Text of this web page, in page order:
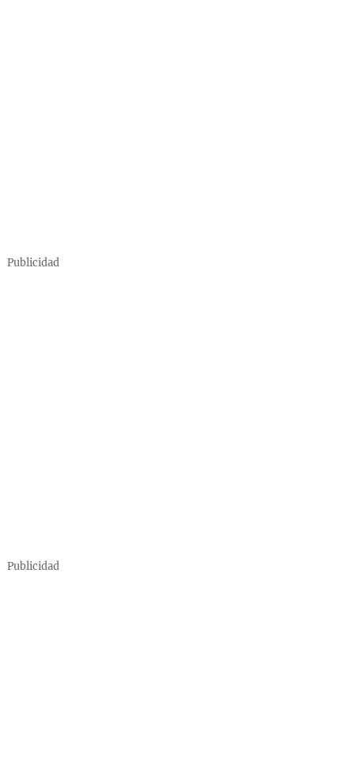
Publicidad
Publicidad